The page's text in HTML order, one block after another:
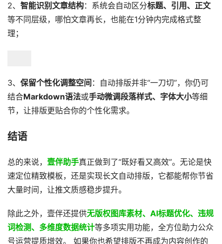
2、 智能识别文章结构：系统会自动区分标题、引用、正文
等不同层级，哪怕文章再长，也能在1分钟内完成格式整
理；
3、 保留个性化调整空间 ：自动排版并非“一刀切”，你仍可
结合Markdown语法或手动微调段落样式、字体大小等细
节，让排版更贴合你的个性化需求。
结语
总的来说， 壹伴助手真正做到了“既好看又高效”。无论是快
速定位精致模板，还是实现长文自动排版，它都能帮你节省
大量时间，让推文质感稳步提升。
除此之外，壹伴还提供无版权图库素材、AI标题优化、违规
词检测、多维度数据统计等多项实用功能，全方位助力公众
号运营提质增效。 如果你也希望排版不再成为内容创作的